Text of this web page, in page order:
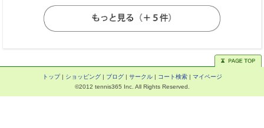
トップ| ショッピング| ブログ| サークル| コート検索| マイページ
©2012 tennis365 Inc. All Rights Reserved.